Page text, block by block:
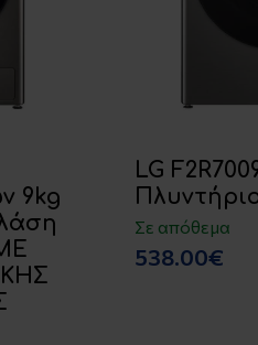
9kg
LG
Σε απόθεμα
538.00€